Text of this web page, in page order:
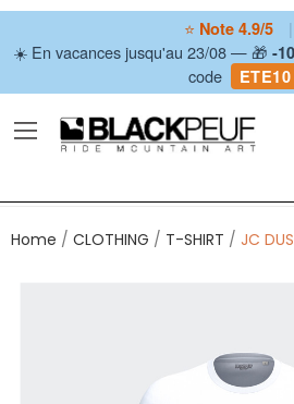
⭐ Note 4.9/5
|
☀️ En vacances jusqu'au 23/08 — 🎁 -
code
ETE10
Home CLOTHING T-SHIRT JC